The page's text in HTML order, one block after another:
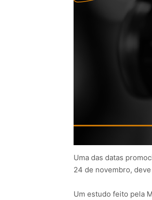
Uma das datas
24 de novembro,
Um estudo feito pela